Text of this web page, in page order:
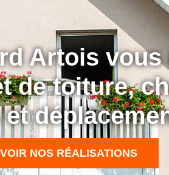
Artois vous
de toiture,
et
VOIR NOS RÉALISATIONS